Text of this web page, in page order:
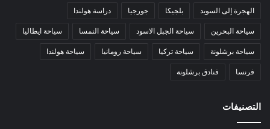
الهجرة إلى السويد بلجيكا جورجيا دراسة هولندا
سياحة البحرين سياحة الجبل الاسود سياحة النمسا سياحة ايطاليا
سياحة برشلونة سياحة تركيا سياحة رومانيا سياحة هولندا
فرنسا فنادق برشلونة
التصنيفات